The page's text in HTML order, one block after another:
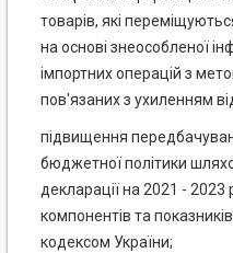
товарів, які
на основі знеособленої
імпортних операцій з
пов'язаних з ухиленням
підвищення
бюджетної політики
декларації на 2021 -
компонентів та
кодексом України;